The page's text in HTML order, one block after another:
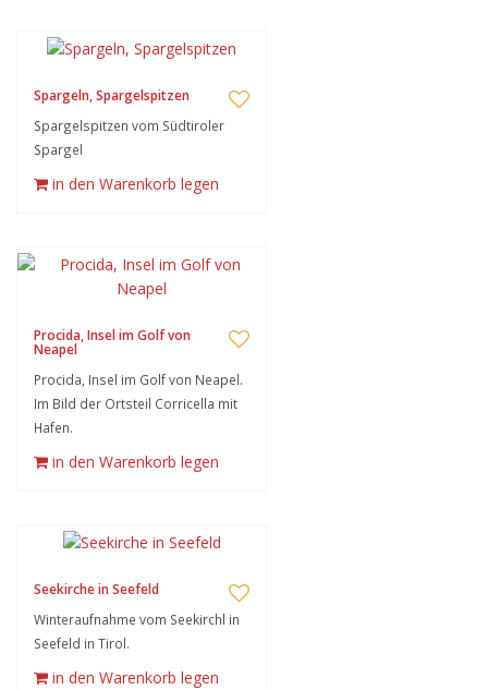
Spargeln, Spargelspitzen
Spargelspitzen vom Südtiroler
Spargel
in den Warenkorb legen
Procida, Insel im Golf von
Neapel
Procida, Insel im Golf von Neapel.
Im Bild der Ortsteil Corricella mit
Hafen.
in den Warenkorb legen
Seekirche in Seefeld
Winteraufnahme vom Seekirchl in
Seefeld in Tirol.
in den Warenkorb legen